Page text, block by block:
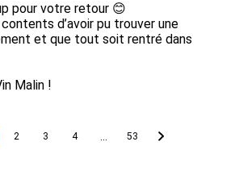
pour votre retour 😊
d’avoir pu trouver une
et que tout soit rentré dans
Malin !
2 3 4 53